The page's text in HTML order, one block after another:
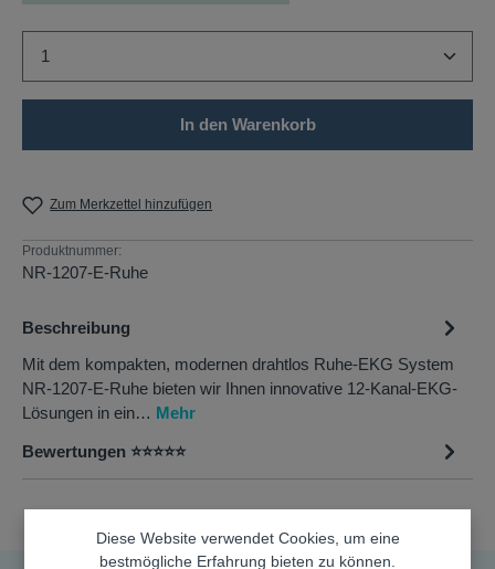
Produkt Anzahl: Gib den gewünschten Wert ein
In den Warenkorb
Zum Merkzettel hinzufügen
Produktnummer:
NR-1207-E-Ruhe
Beschreibung
Mit dem kompakten, modernen drahtlos Ruhe-EKG System
NR-1207-E-Ruhe bieten wir Ihnen innovative 12-Kanal-EKG-
Lösungen in ein… Mehr
Bewertungen ⭐⭐⭐⭐⭐
Diese Website verwendet Cookies, um eine
bestmögliche Erfahrung bieten zu können.